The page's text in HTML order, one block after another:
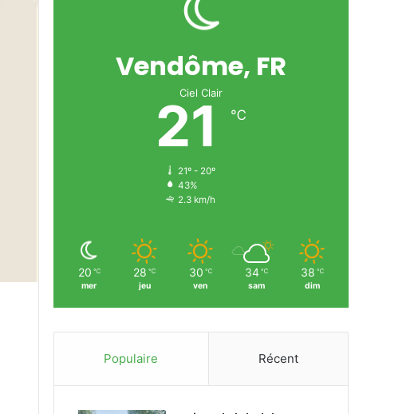
Vendôme, FR
Ciel Clair
21 ℃
21º - 20º
43%
2.3 km/h
20 ℃
mer
28 ℃
jeu
30 ℃
ven
34 ℃
sam
38 ℃
dim
Populaire Récent